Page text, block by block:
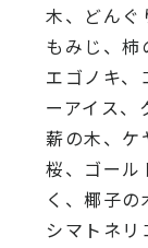
木、どんぐ
もみじ、柿
エゴノキ、
ーアイス、
薪の木、ケ
桜、ゴール
く、椰子の
シマトネ